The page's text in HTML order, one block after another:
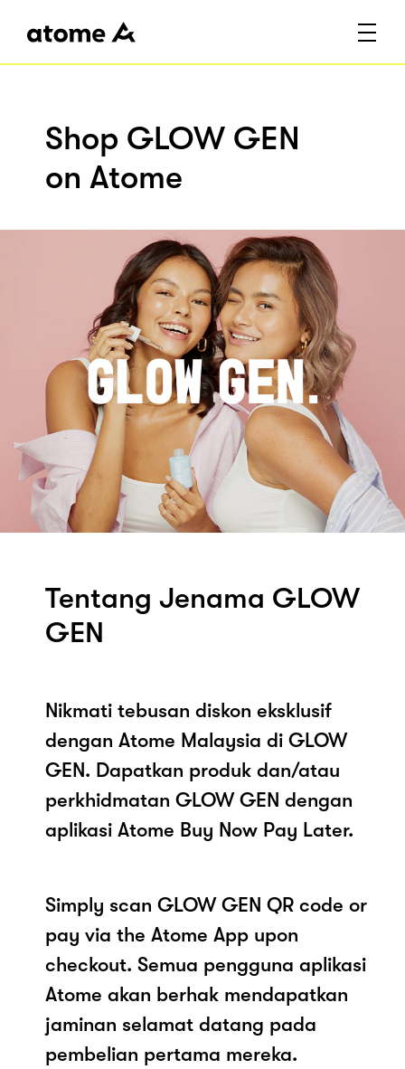
Shop GLOW GEN
on Atome
Tentang Jenama GLOW
GEN
Nikmati tebusan diskon eksklusif
dengan Atome Malaysia di GLOW
GEN. Dapatkan produk dan/atau
perkhidmatan GLOW GEN dengan
aplikasi Atome Buy Now Pay Later.
Simply scan GLOW GEN QR code or
pay via the Atome App upon
checkout. Semua pengguna aplikasi
Atome akan berhak mendapatkan
jaminan selamat datang pada
pembelian pertama mereka.